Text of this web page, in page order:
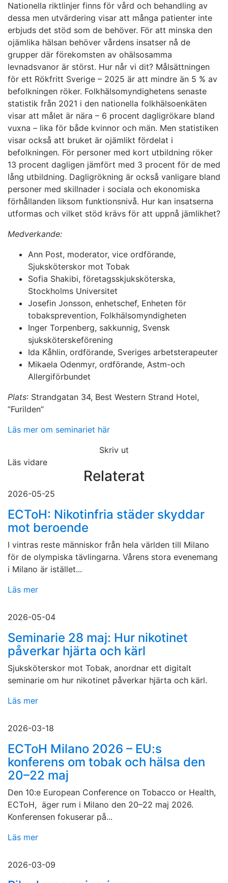
Nationella riktlinjer finns för vård och behandling av
dessa men utvärdering visar att många patienter inte
erbjuds det stöd som de behöver. För att minska den
ojämlika hälsan behöver vårdens insatser nå de
grupper där förekomsten av ohälsosamma
levnadsvanor är störst. Hur når vi dit? Målsättningen
för ett Rökfritt Sverige – 2025 är att mindre än 5 % av
befolkningen röker. Folkhälsomyndighetens senaste
statistik från 2021 i den nationella folkhälsoenkäten
visar att målet är nära – 6 procent dagligrökare bland
vuxna – lika för både kvinnor och män. Men statistiken
visar också att bruket är ojämlikt fördelat i
befolkningen. För personer med kort utbildning röker
13 procent dagligen jämfört med 3 procent för de med
lång utbildning. Dagligrökning är också vanligare bland
personer med skillnader i sociala och ekonomiska
förhållanden liksom funktionsnivå. Hur kan insatserna
utformas och vilket stöd krävs för att uppnå jämlikhet?
Medverkande:
Ann Post, moderator, vice ordförande,
Sjuksköterskor mot Tobak
Sofia Shakibi, företagsskjuksköterska,
Stockholms Universitet
Josefin Jonsson, enhetschef, Enheten för
tobaksprevention, Folkhälsomyndigheten
Inger Torpenberg, sakkunnig, Svensk
sjuksköterskeförening
Ida Kåhlin, ordförande, Sveriges arbetsterapeuter
Mikaela Odenmyr, ordförande, Astm-och
Allergiförbundet
Plats: Strandgatan 34, Best Western Strand Hotel,
”Furilden”
Läs mer om seminariet här
Skriv ut
Läs vidare
Relaterat
2026-05-25
ECToH: Nikotinfria städer skyddar
mot beroende
I vintras reste människor från hela världen till Milano
för de olympiska tävlingarna. Vårens stora evenemang
i Milano är istället...
Läs mer
2026-05-04
Seminarie 28 maj: Hur nikotinet
påverkar hjärta och kärl
Sjuksköterskor mot Tobak, anordnar ett digitalt
seminarie om hur nikotinet påverkar hjärta och kärl.
Läs mer
2026-03-18
ECToH Milano 2026 – EU:s
konferens om tobak och hälsa den
20–22 maj
Den 10:e European Conference on Tobacco or Health,
ECToH, äger rum i Milano den 20–22 maj 2026.
Konferensen fokuserar på...
Läs mer
2026-03-09